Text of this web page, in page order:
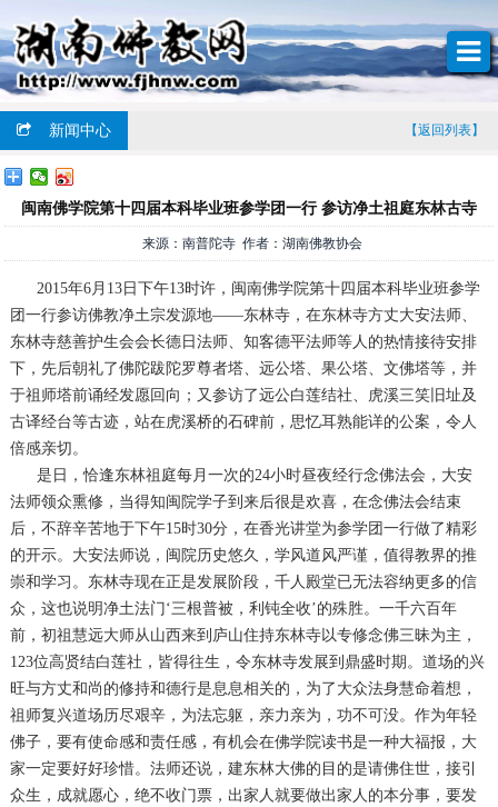
新闻中心 【返回列表】
闽南佛学院第十四届本科毕业班参学团一行 参访净土祖庭东林古寺
来源：南普陀寺 作者：湖南佛教协会
2015年6月13日下午13时许，闽南佛学院第十四届本科毕业班参学
团一行参访佛教净土宗发源地——东林寺，在东林寺方丈大安法师、
东林寺慈善护生会会长德日法师、知客德平法师等人的热情接待安排
下，先后朝礼了佛陀跋陀罗尊者塔、远公塔、果公塔、文佛塔等，并
于祖师塔前诵经发愿回向；又参访了远公白莲结社、虎溪三笑旧址及
古译经台等古迹，站在虎溪桥的石碑前，思忆耳熟能详的公案，令人
倍感亲切。
是日，恰逢东林祖庭每月一次的24小时昼夜经行念佛法会，大安
法师领众熏修，当得知闽院学子到来后很是欢喜，在念佛法会结束
后，不辞辛苦地于下午15时30分，在香光讲堂为参学团一行做了精彩
的开示。大安法师说，闽院历史悠久，学风道风严谨，值得教界的推
崇和学习。东林寺现在正是发展阶段，千人殿堂已无法容纳更多的信
众，这也说明净土法门‘三根普被，利钝全收’的殊胜。一千六百年
前，初祖慧远大师从山西来到庐山住持东林寺以专修念佛三昧为主，
123位高贤结白莲社，皆得往生，令东林寺发展到鼎盛时期。道场的兴
旺与方丈和尚的修持和德行是息息相关的，为了大众法身慧命着想，
祖师复兴道场历尽艰辛，为法忘躯，亲力亲为，功不可没。作为年轻
佛子，要有使命感和责任感，有机会在佛学院读书是一种大福报，大
家一定要好好珍惜。法师还说，建东林大佛的目的是请佛住世，接引
众生，成就愿心，绝不收门票，出家人就要做出家人的本分事，要发